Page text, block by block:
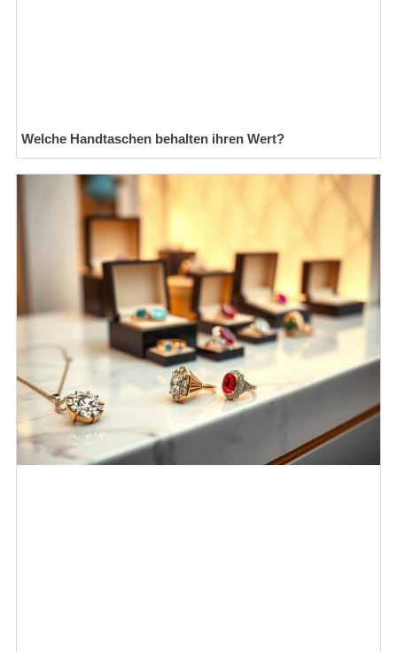
Welche Handtaschen behalten ihren Wert?